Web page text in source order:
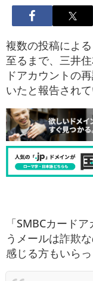
複数の投稿によ
至るまで、三井
ドアカウントの
いたと報告されて
「SMBCカード
うメールは詐欺
感じる方もいら